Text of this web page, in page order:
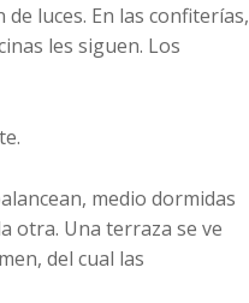
de luces. En las confiterías,
les siguen. Los
medio dormidas
otra. Una terraza se ve
del cual las